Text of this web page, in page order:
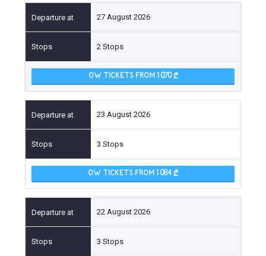
27 August 2026
2 Stops
OW TICKETS FROM 1 070
23 August 2026
3 Stops
OW TICKETS FROM 1 084
22 August 2026
3 Stops